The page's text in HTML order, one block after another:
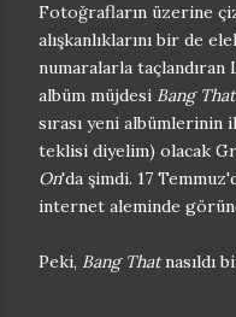
Fotoğrafların üzerine
alışkanlıklarını bir de
numaralarla
albüm müjdesi Bang That
sırası yeni albümlerinin
teklisi diyelim) olacak
On'da şimdi. 17
internet aleminde
Peki, Bang Thatnasıldı